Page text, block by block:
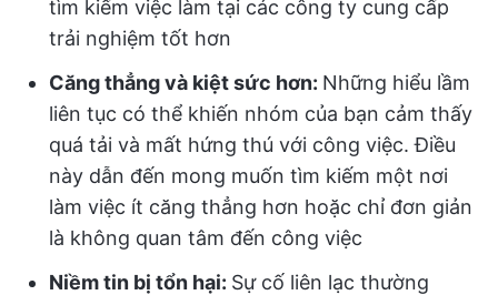
tìm kiếm việc làm tại các công ty cung cấp
trải nghiệm tốt hơn
Căng thẳng và kiệt sức hơn: Những hiểu lầm
liên tục có thể khiến nhóm của bạn cảm thấy
quá tải và mất hứng thú với công việc.Điều
này dẫn đến mong muốn tìm kiếm một nơi
làm việc ít căng thẳng hơn hoặc chỉ đơn giản
là không quan tâm đến công việc
Niềm tin bị tổn hại: Sự cố liên lạc thường